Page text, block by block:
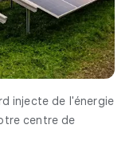
injecte de l'énergie
centre de